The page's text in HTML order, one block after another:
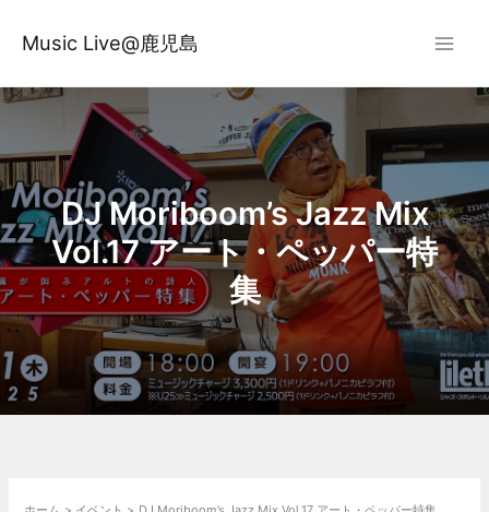
ス
プ
Music Live@鹿児島
DJ Moriboom’s Jazz Mix
Vol.17 アート・ペッパー特
集